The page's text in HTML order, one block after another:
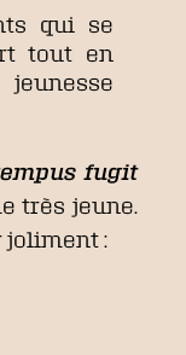
qui se
tout en
fugit
très jeune.
joliment :